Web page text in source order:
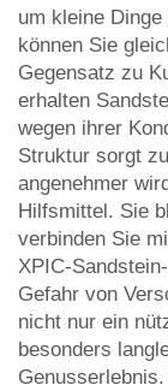
um kleine
können Sie
Gegensatz zu
erhalten
wegen ihrer
Struktur sorgt
angenehmer
Hilfsmittel. Sie
verbinden Sie
XPIC-
Gefahr von
nicht nur ein
besonders